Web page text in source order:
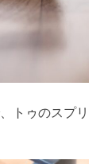
トゥのスプリ